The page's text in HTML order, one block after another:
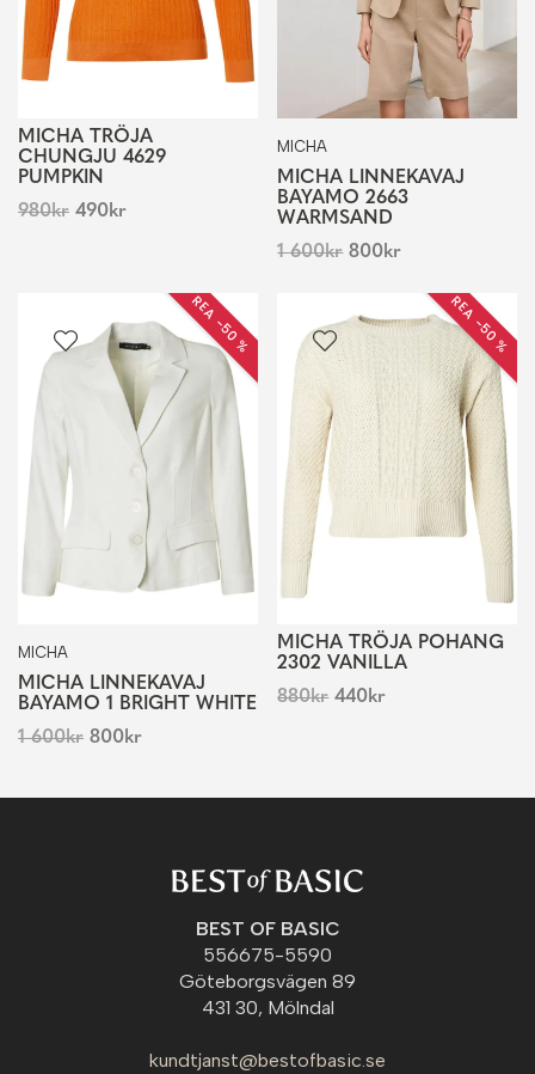
MICHA TRÖJA
CHUNGJU 4629
PUMPKIN
980kr 490kr
MICHA
MICHA LINNEKAVAJ
BAYAMO 2663
WARMSAND
1 600kr 800kr
REA −50 %
MICHA
MICHA LINNEKAVAJ
BAYAMO 1 BRIGHT WHITE
1 600kr 800kr
REA −50 %
MICHA TRÖJA POHANG
2302 VANILLA
880kr 440kr
BEST OF BASIC
556675-5590
Göteborgsvägen 89
431 30, Mölndal
kundtjanst@bestofbasic.se